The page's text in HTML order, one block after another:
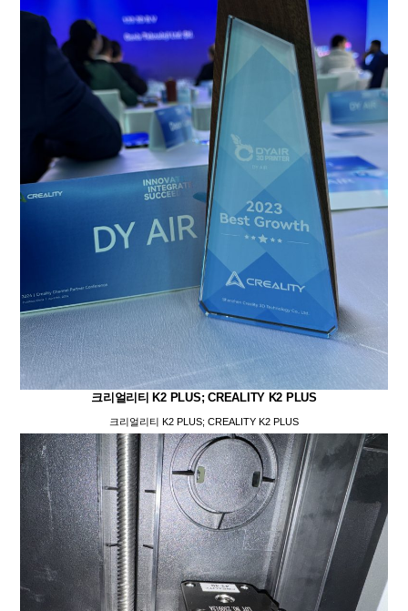
크리얼리티 K2 PLUS; CREALITY K2 PLUS
크리얼리티 K2 PLUS; CREALITY K2 PLUS